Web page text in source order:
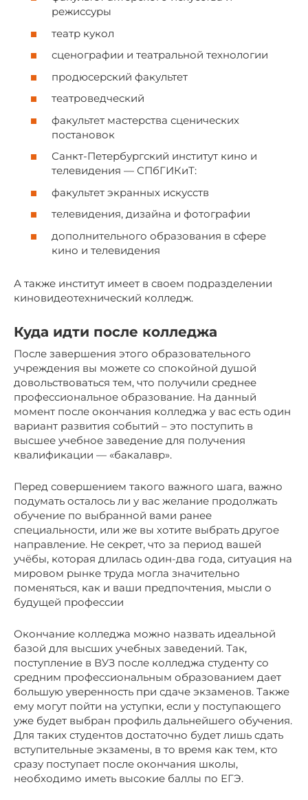
режиссуры
театр кукол
сценографии и театральной технологии
продюсерский факультет
театроведческий
факультет мастерства сценических
постановок
Санкт-Петербургский институт кино и
телевидения — СПбГИКиТ:
факультет экранных искусств
телевидения, дизайна и фотографии
дополнительного образования в сфере
кино и телевидения
А также институт имеет в своем подразделении
киновидеотехнический колледж.
Куда идти после колледжа
После завершения этого образовательного
учреждения вы можете со спокойной душой
довольствоваться тем, что получили среднее
профессиональное образование. На данный
момент после окончания колледжа у вас есть один
вариант развития событий – это поступить в
высшее учебное заведение для получения
квалификации — «бакалавр».
Перед совершением такого важного шага, важно
подумать осталось ли у вас желание продолжать
обучение по выбранной вами ранее
специальности, или же вы хотите выбрать другое
направление. Не секрет, что за период вашей
учёбы, которая длилась один-два года, ситуация на
мировом рынке труда могла значительно
поменяться, как и ваши предпочтения, мысли о
будущей профессии
Окончание колледжа можно назвать идеальной
базой для высших учебных заведений. Так,
поступление в ВУЗ после колледжа студенту со
средним профессиональным образованием дает
большую уверенность при сдаче экзаменов. Также
ему могут пойти на уступки, если у поступающего
уже будет выбран профиль дальнейшего обучения.
Для таких студентов достаточно будет лишь сдать
вступительные экзамены, в то время как тем, кто
сразу поступает после окончания школы,
необходимо иметь высокие баллы по ЕГЭ.